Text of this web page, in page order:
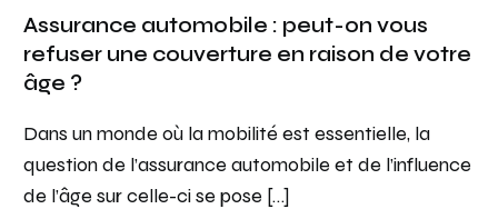
Assurance automobile : peut-on vous
refuser une couverture en raison de votre
âge ?
Dans un monde où la mobilité est essentielle, la
question de l’assurance automobile et de l’influence
de l’âge sur celle-ci se pose […]